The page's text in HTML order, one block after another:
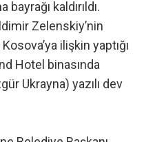
bayrağı kaldırıldı.
Zelenskiy’nin
ilişkin yaptığı
Hotel binasında
Ukrayna) yazılı dev